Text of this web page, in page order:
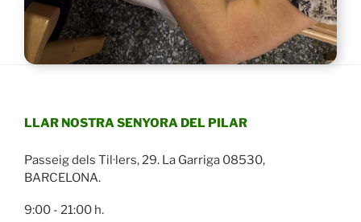
LLAR NOSTRA SENYORA DEL PILAR
Passeig dels Til·lers, 29. La Garriga 08530,
BARCELONA.
9:00 - 21:00 h.